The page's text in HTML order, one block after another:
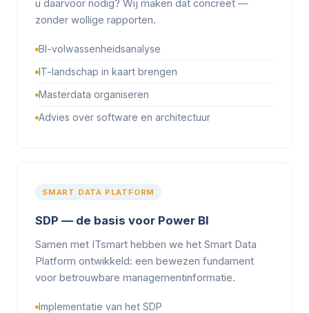
u daarvoor nodig? Wij maken dat concreet —
zonder wollige rapporten.
BI-volwassenheidsanalyse
IT-landschap in kaart brengen
Masterdata organiseren
Advies over software en architectuur
SMART DATA PLATFORM
SDP — de basis voor Power BI
Samen met ITsmart hebben we het Smart Data
Platform ontwikkeld: een bewezen fundament
voor betrouwbare managementinformatie.
Implementatie van het SDP